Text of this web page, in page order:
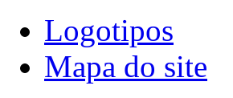
Logotipos
Mapa do site